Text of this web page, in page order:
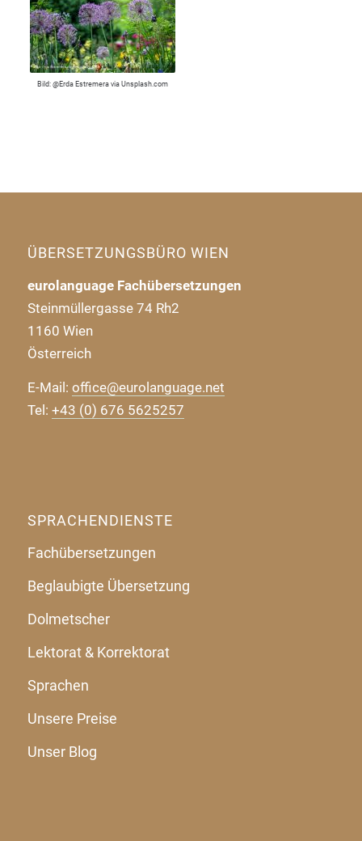
Bild: @Erda Estremera via Unsplash.com
ÜBERSETZUNGSBÜRO WIEN
eurolanguage Fachübersetzungen
Steinmüllergasse 74 Rh2
1160 Wien
Österreich
E-Mail: office@eurolanguage.net
Tel: +43 (0) 676 5625257
SPRACHENDIENSTE
Fachübersetzungen
Beglaubigte Übersetzung
Dolmetscher
Lektorat & Korrektorat
Sprachen
Unsere Preise
Unser Blog